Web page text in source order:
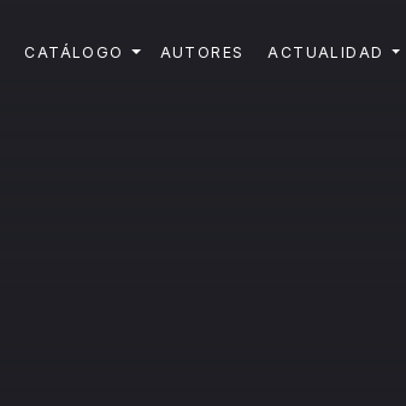
CATÁLOGO AUTORES ACTUALIDAD